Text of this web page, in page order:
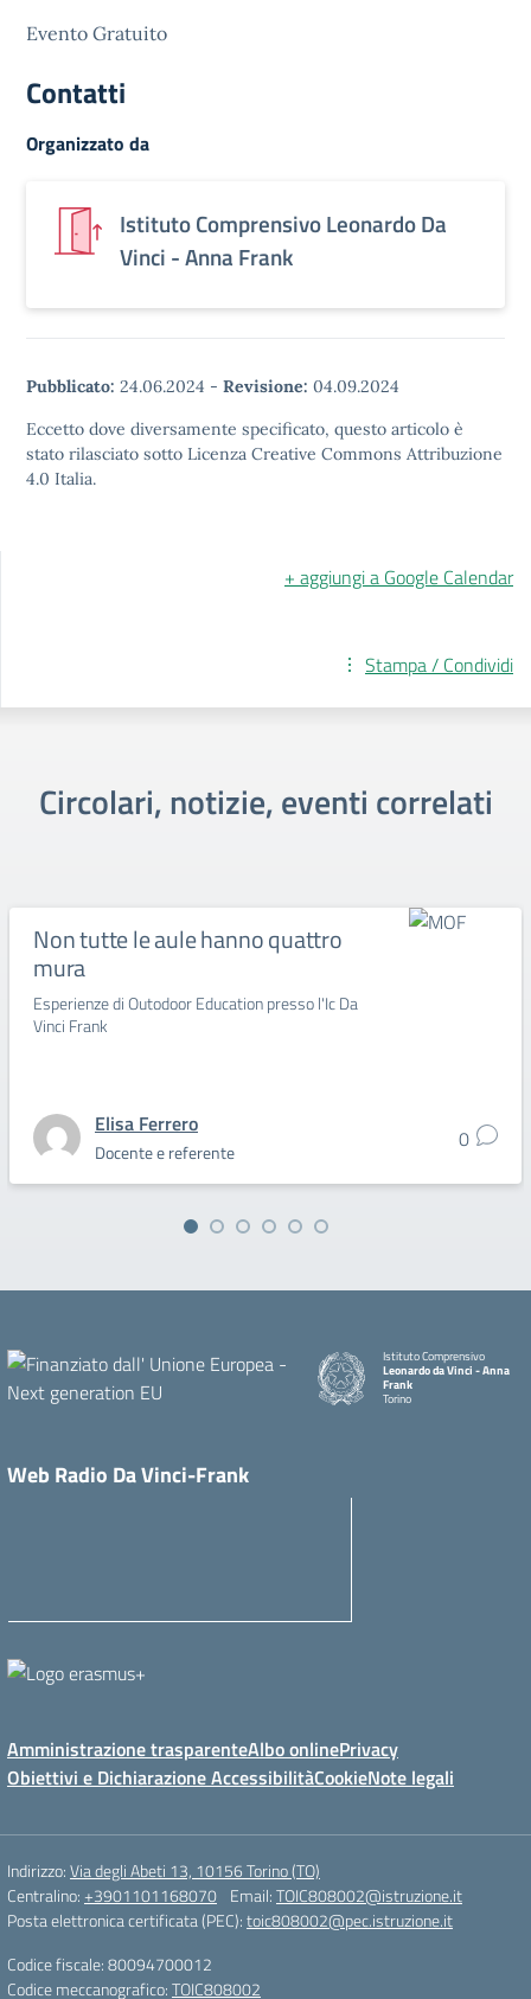
Evento Gratuito
Contatti
Organizzato da
Istituto Comprensivo Leonardo Da
Vinci - Anna Frank
Pubblicato: 24.06.2024 - Revisione: 04.09.2024
Eccetto dove diversamente specificato, questo articolo è
stato rilasciato sotto Licenza Creative Commons Attribuzione
4.0 Italia.
+ aggiungi a Google Calendar
Stampa / Condividi
Circolari, notizie, eventi correlati
Non tutte le aule hanno quattro
mura
Esperienze di Outodoor Education presso l'Ic Da
Vinci Frank
Elisa Ferrero
Docente e referente 0
Istituto Comprensivo
Leonardo da Vinci - Anna
Frank
Torino
Web Radio Da Vinci-Frank
Amministrazione trasparenteAlbo onlinePrivacy
Obiettivi e Dichiarazione AccessibilitàCookieNote legali
Indirizzo:Via degli Abeti 13, 10156 Torino (TO)
Centralino:+3901101168070 Email:TOIC808002@istruzione.it
Posta elettronica certificata (PEC):toic808002@pec.istruzione.it
Codice fiscale: 80094700012
Codice meccanografico:TOIC808002